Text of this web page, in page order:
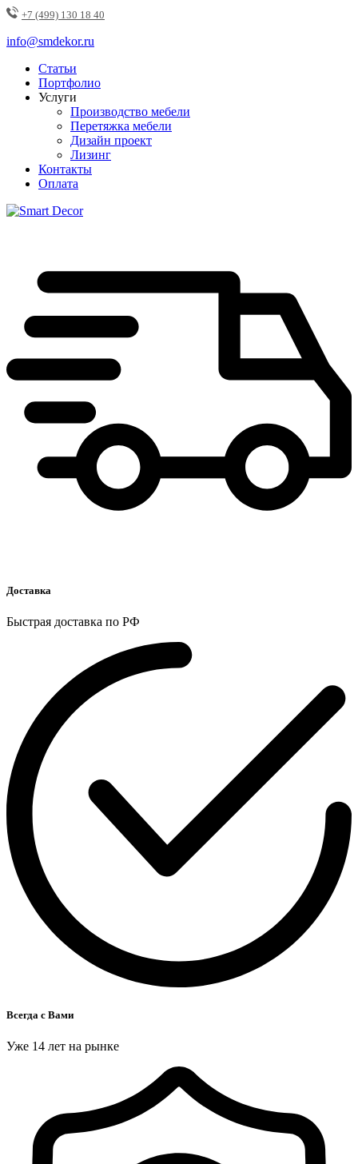
+7 (499) 130 18 40
info@smdekor.ru
Статьи
Портфолио
Услуги
Производство мебели
Перетяжка мебели
Дизайн проект
Лизинг
Контакты
Оплата
Доставка
Быстрая доставка по РФ
Всегда с Вами
Уже 14 лет на рынке